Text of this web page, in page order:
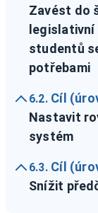
Zavést do
studentů
potřebami
6.2. Cíl
Nastavit
systém
6.3. Cíl
Snížit